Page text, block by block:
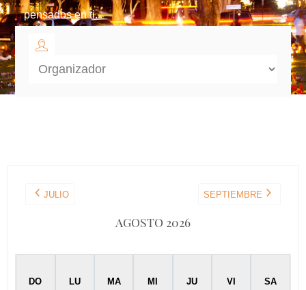
pensados en ti.
JULIO SEPTIEMBRE
AGOSTO 2026
DO LU MA MI JU VI SA